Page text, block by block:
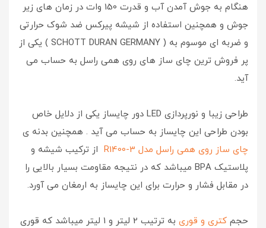
هنگام به جوش آمدن آب و قدرت 150 وات در زمان های زیر
جوش و همچنین استفاده از شیشه پیرکس ضد شوک حرارتی
و ضربه ای موسوم به ( SCHOTT DURAN GERMANY ) یکی از
پر فروش ترین چای ساز های روی همی راسل به حساب می
آید.
طراحی زیبا و نورپردازی LED دور چایساز یکی از دلایل خاص
بودن طراحی این چایساز به حساب می آید . همچنین بدنه ی
چای ساز روی همی راسل مدل R1400-3
از ترکیب شیشه و
پلاستیک BPA میباشد که در نتیجه مقاومت بسیار بالایی را
در مقابل فشار و حرارت برای این چایساز به ارمغان می آورد.
حجم کتری و قوری
به ترتیب 2 لیتر و 1 لیتر میباشد که قوری